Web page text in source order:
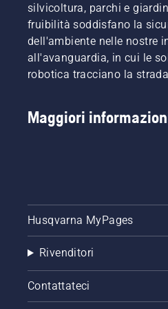
silvicoltura, parchi e
fruibilità soddisfano la
dell'ambiente nelle nostre
all'avanguardia, in cui le
robotica tracciano la
Maggiori
Husqvarna MyPages
Rivenditori
Contattateci